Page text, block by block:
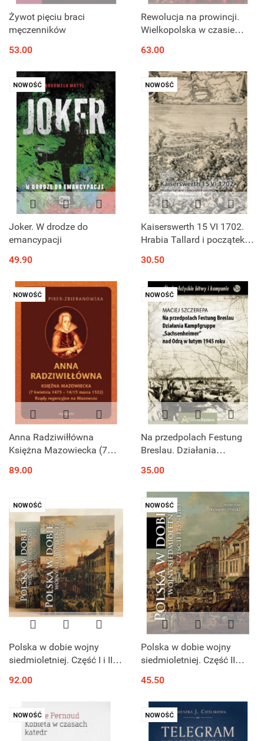
Żywot pięciu braci
męczenników
53.00
Rewolucja na prowincji.
Wielkopolska w czasie
63.00
NOWOŚĆ
Joker. W drodze do
emancypacji
49.90
NOWOŚĆ
Kaiserswerth 15 VI 1702.
Hrabia Tallard i początek
hiszpańską
30.50
NOWOŚĆ
Anna Radziwiłłówna
Księżna Mazowiecka (7
marca 1522) Rządy
89.00
NOWOŚĆ
Na przedpolach Festung
Breslau. Działania
Sachsenheimer nad Odrą w
35.00
NOWOŚĆ
Polska w dobie wojny
siedmioletniej. Część I i II -
92.00
NOWOŚĆ
Polska w dobie wojny
siedmioletniej. Część II
45.50
NOWOŚĆ NOWOŚĆ